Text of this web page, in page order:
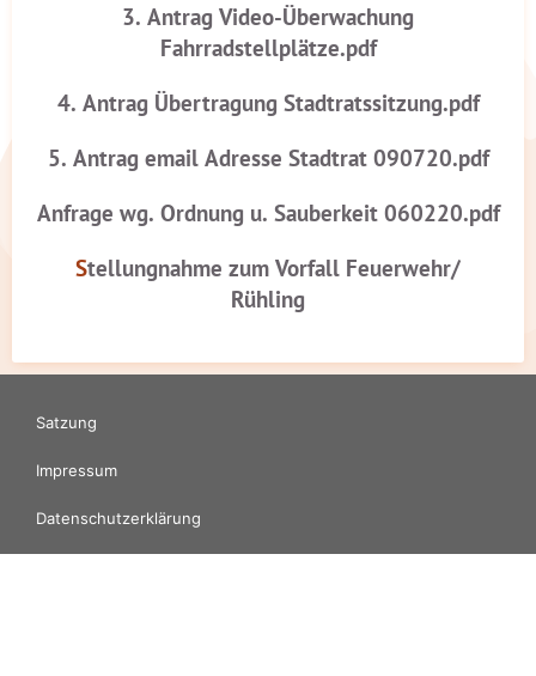
3. Antrag Video-Überwachung
Fahrradstellplätze.pdf
4. Antrag Übertragung Stadtratssitzung.pdf
5. Antrag email Adresse Stadtrat 090720.pdf
Anfrage wg. Ordnung u. Sauberkeit 060220.pdf
Stellungnahme zum Vorfall Feuerwehr/
Rühling
Satzung
Impressum
Datenschutzerklärung